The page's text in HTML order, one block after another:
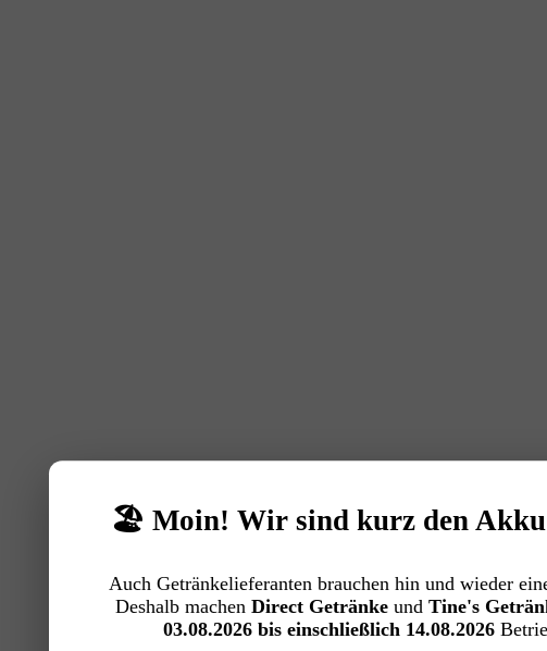
🏖️ Moin! Wir sind kurz den Akku
Auch Getränkelieferanten brauchen hin und wieder
Deshalb machen Direct Getränkeund Tine's
03.08.2026 bis einschließlich 14.08.2026